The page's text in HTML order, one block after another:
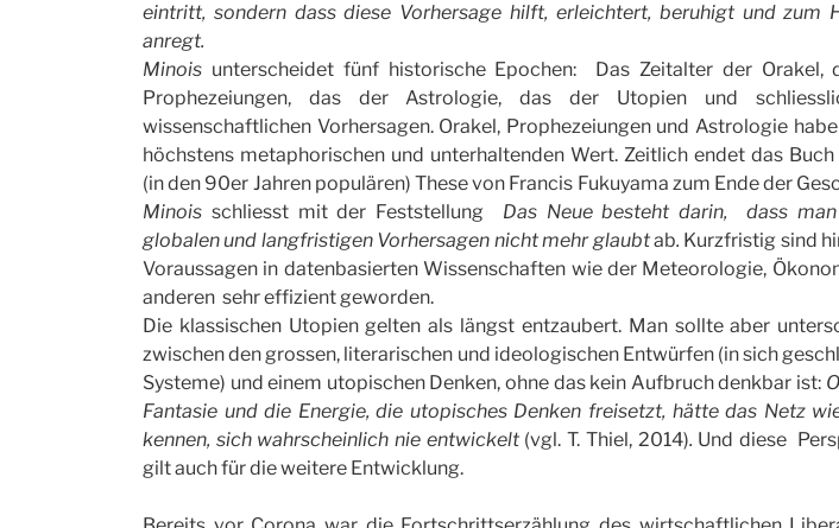
eintritt, sondern dass diese Vorhersage hilft, erleichtert, beruhigt und zum
anregt.
Minois unterscheidet fünf historische Epochen: Das Zeitalter der Orakel,
Prophezeiungen, das der Astrologie, das der Utopien und
wissenschaftlichen Vorhersagen. Orakel, Prophezeiungen und Astrologie
höchstens metaphorischen und unterhaltenden Wert. Zeitlich endet das
(in den 90er Jahren populären) These von Francis Fukuyama zum Ende der
Minois schliesst mit der Feststellung Das Neue besteht darin, dass
globalen und langfristigen Vorhersagen nicht mehr glaubtab. Kurzfristig sind
Voraussagen in datenbasierten Wissenschaften wie der Meteorologie,
anderen sehr effizient geworden.
Die klassischen Utopien gelten als längst entzaubert. Man sollte aber
zwischen den grossen, literarischen und ideologischen Entwürfen (in sich
Systeme) und einem utopischen Denken, ohne das kein Aufbruch denkbar ist:
Fantasie und die Energie, die utopisches Denken freisetzt, hätte das Netz
kennen, sich wahrscheinlich nie entwickelt (vgl. T. Thiel, 2014). Und diese
gilt auch für die weitere Entwicklung.